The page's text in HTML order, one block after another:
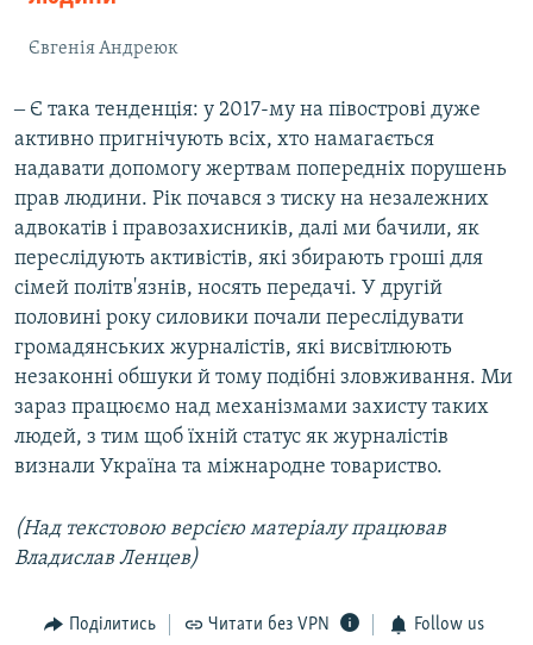
Євгенія Андреюк
‒ Є така тенденція: у 2017-му на півострові дуже
активно пригнічують всіх, хто намагається
надавати допомогу жертвам попередніх порушень
прав людини. Рік почався з тиску на незалежних
адвокатів і правозахисників, далі ми бачили, як
переслідують активістів, які збирають гроші для
сімей політв'язнів, носять передачі. У другій
половині року силовики почали переслідувати
громадянських журналістів, які висвітлюють
незаконні обшуки й тому подібні зловживання. Ми
зараз працюємо над механізмами захисту таких
людей, з тим щоб їхній статус як журналістів
визнали Україна та міжнародне товариство.
(Над текстовою версією матеріалу працював
Владислав Ленцев)
Поділитись Читати без VPN Follow us